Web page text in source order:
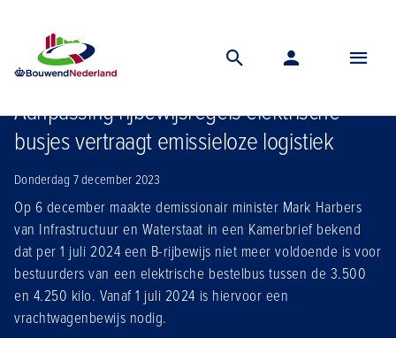
Nieuws
Aanpassing rijbewijsregels elektrische
busjes vertraagt emissieloze logistiek
Donderdag 7 december 2023
Op 6 december maakte demissionair minister Mark Harbers
van Infrastructuur en Waterstaat in een Kamerbrief bekend
dat per 1 juli 2024 een B-rijbewijs niet meer voldoende is voor
bestuurders van een elektrische bestelbus tussen de 3.500
en 4.250 kilo. Vanaf 1 juli 2024 is hiervoor een
vrachtwagenbewijs nodig.